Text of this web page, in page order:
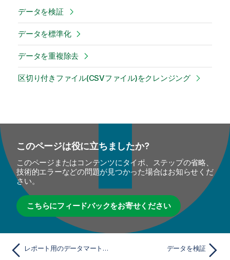
データを検証
データを標準化
データを重複除去
区切り付きファイル(CSVファイル)をクレンジング
このページは役に立ちましたか?
このページまたはコンテンツにタイポ、ステップの省略、
技術的エラーなどの問題が見つかった場合はお知らせくだ
さい。
こちらにフィードバックをお寄せください
レポート用のデータマートとして使用できるようOracle OCIをインストールして設定 データを検証